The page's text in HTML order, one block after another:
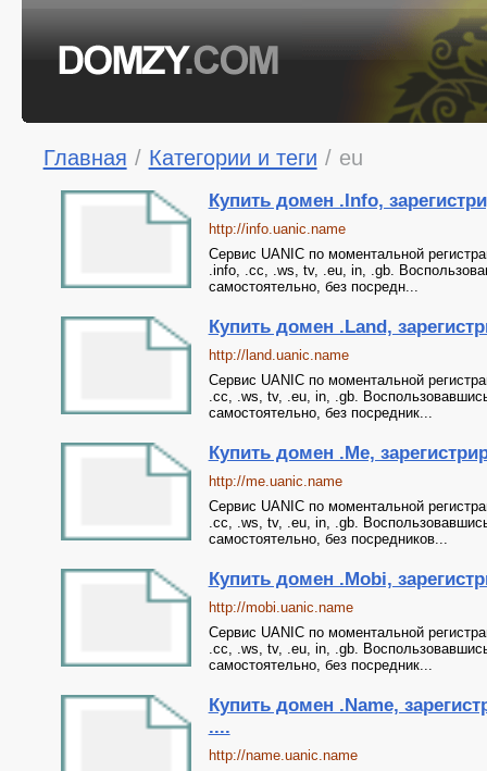
Главная / Категории и теги / eu
Купить домен .Info,
http://info.uanic.name
Сервис UANIC по моментальной
.info, .cc, .ws, tv, .eu, in, .gb.
самостоятельно, без посредн...
Купить домен .Land,
http://land.uanic.name
Сервис UANIC по моментальной
.cc, .ws, tv, .eu, in, .gb.
самостоятельно, без посредник...
Купить домен .Me,
http://me.uanic.name
Сервис UANIC по моментальной
.cc, .ws, tv, .eu, in, .gb.
самостоятельно, без посредников...
Купить домен .Mobi,
http://mobi.uanic.name
Сервис UANIC по моментальной
.cc, .ws, tv, .eu, in, .gb.
самостоятельно, без посредник...
Купить домен .Name,
....
http://name.uanic.name